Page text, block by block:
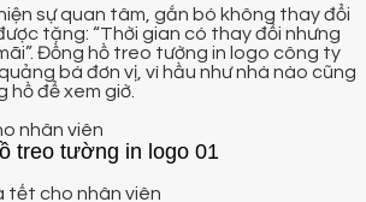
sự quan tâm, gắn bó không thay đổi
tặng: “Thời gian có thay đổi nhưng
Đồng hồ treo tường in logo công ty
bá đơn vị, vì hầu như nhà nào cũng
hồ để xem giờ.
treo tường in logo 01